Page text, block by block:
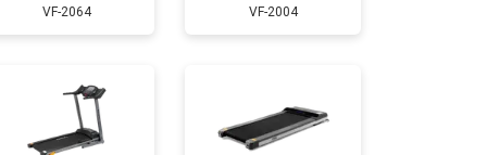
1000 ₽ Заказать
VF-2064 VF-2004